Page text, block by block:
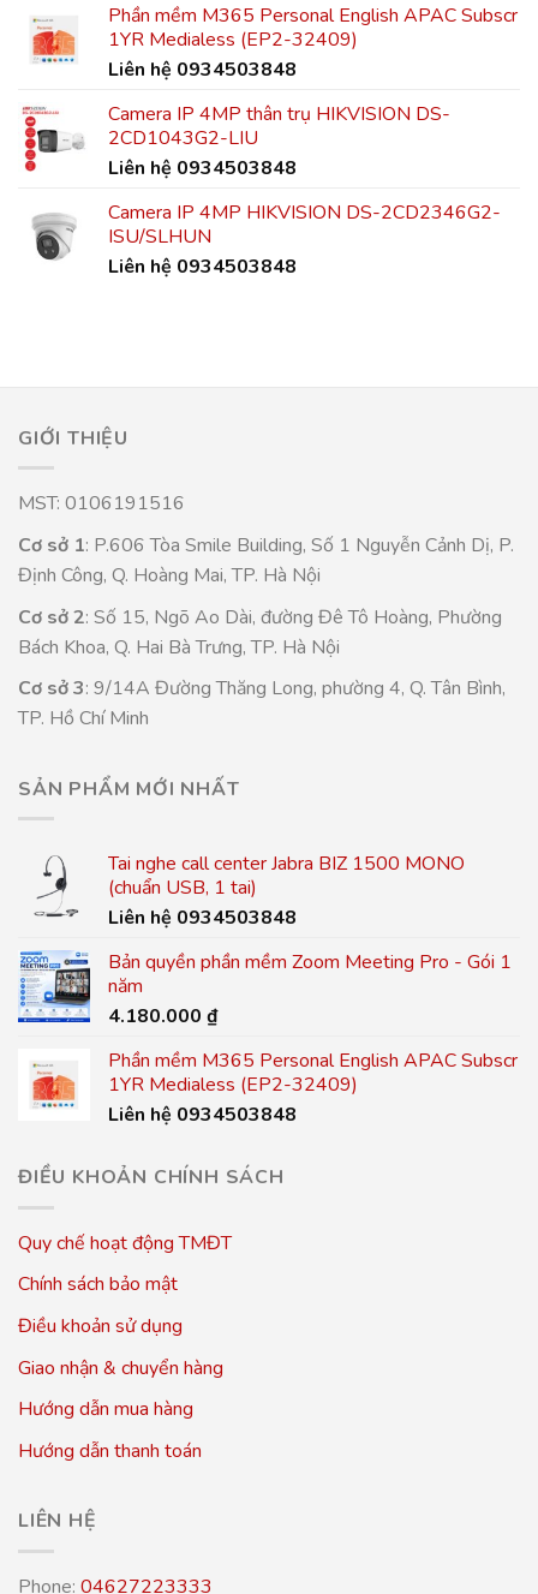
Phần mềm M365 Personal English APAC Subscr
1YR Medialess (EP2-32409)
Liên hệ 0934503848
Camera IP 4MP thân trụ HIKVISION DS-
2CD1043G2-LIU
Liên hệ 0934503848
Camera IP 4MP HIKVISION DS-2CD2346G2-
ISU/SLHUN
Liên hệ 0934503848
GIỚI THIỆU
MST: 0106191516
Cơ sở 1: P.606 Tòa Smile Building, Số 1 Nguyễn Cảnh Dị, P.
Định Công, Q. Hoàng Mai, TP. Hà Nội
Cơ sở 2: Số 15, Ngõ Ao Dài, đường Đê Tô Hoàng, Phường
Bách Khoa, Q. Hai Bà Trưng, TP. Hà Nội
Cơ sở 3: 9/14A Đường Thăng Long, phường 4, Q. Tân Bình,
TP. Hồ Chí Minh
SẢN PHẨM MỚI NHẤT
Tai nghe call center Jabra BIZ 1500 MONO
(chuẩn USB, 1 tai)
Liên hệ 0934503848
Bản quyền phần mềm Zoom Meeting Pro - Gói 1
năm
4.180.000 ₫
Phần mềm M365 Personal English APAC Subscr
1YR Medialess (EP2-32409)
Liên hệ 0934503848
ĐIỀU KHOẢN CHÍNH SÁCH
Quy chế hoạt động TMĐT
Chính sách bảo mật
Điều khoản sử dụng
Giao nhận & chuyển hàng
Hướng dẫn mua hàng
Hướng dẫn thanh toán
LIÊN HỆ
Phone: 04627223333